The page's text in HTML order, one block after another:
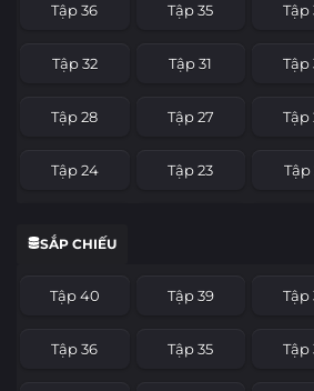
Tập 36 Tập 35 Tập
Tập 32 Tập 31 Tập
Tập 28 Tập 27 Tập
Tập 24 Tập 23 Tập
SẮP CHIẾU
Tập 40 Tập 39 Tập
Tập 36 Tập 35 Tập